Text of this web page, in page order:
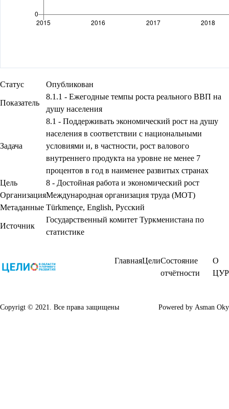
Статус Опубликован
Показатель
8.1.1 - Ежегодные темпы роста реального ВВП на
душу населения
Задача
8.1 - Поддерживать экономический рост на душу
населения в соответствии с национальными
условиями и, в частности, рост валового
внутреннего продукта на уровне не менее 7
процентов в год в наименее развитых странах
Цель
8 - Достойная работа и экономический рост
ОрганизацияМеждународная организация труда (МОТ)
Метаданные Türkmençe, English, Русский
Источник
Государственный комитет Туркменистана по
статистике
ГлавнаяЦелиСостояние
отчётности
О
ЦУР
Copyrigt © 2021. Все права защищены Powered by Asman Oky